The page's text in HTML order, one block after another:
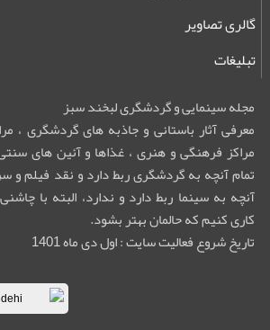
گالری تصاویر
تبلیغات
مجله سینمایی و گردشگری لبخند سبز
معرفی آثار باستانی و جاذبه های گردشگری ،
مراکز فرهنگی و هنری ، غذاها و آئین های
تمام آنچه به گردشگری ربط دارد و نقد فیلم و
آنچه به سینما ربط دارد و ندارد، البته با
کاری کنیم که حالمان بهتر بشود.
تاریخ شروع فعالیت سایت : اول دی ماه 1401